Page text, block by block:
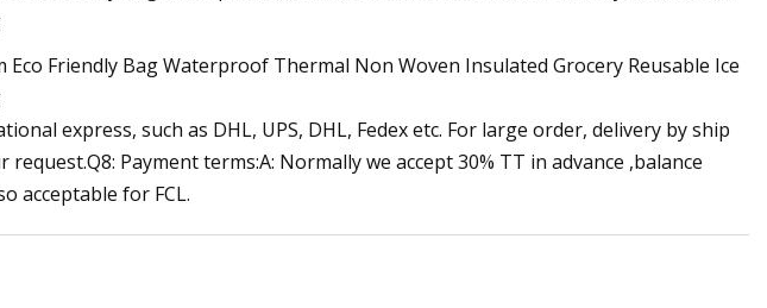
express, such as DHL, UPS, DHL, Fedex etc. For large order, delivery by ship
Payment terms:A: Normally we accept 30% TT in advance ,balance
acceptable for FCL.